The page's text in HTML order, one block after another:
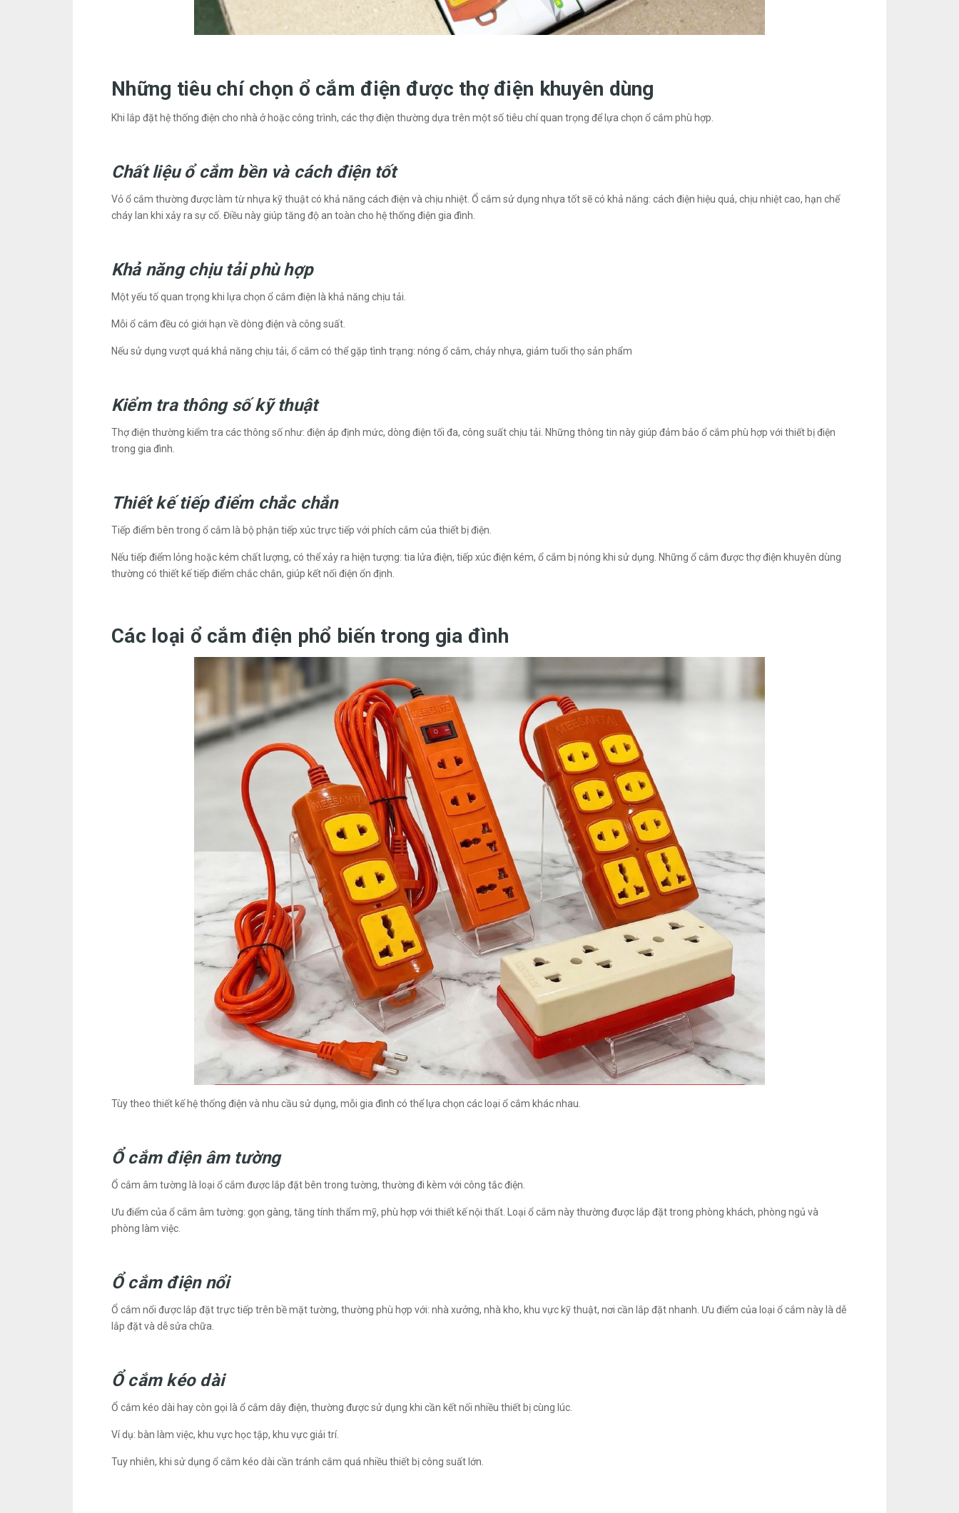
Những tiêu chí chọn ổ cắm điện được thợ điện khuyên dùng
Khi lắp đặt hệ thống điện cho nhà ở hoặc công trình, các thợ điện thường dựa trên một số tiêu chí quan trọng để lựa chọn ổ cắm phù hợp.
Chất liệu ổ cắm bền và cách điện tốt
Vỏ ổ cắm thường được làm từ nhựa kỹ thuật có khả năng cách điện và chịu nhiệt. Ổ cắm sử dụng nhựa tốt sẽ có khả năng: cách điện hiệu quả, chịu nhiệt cao, hạn chế
cháy lan khi xảy ra sự cố. Điều này giúp tăng độ an toàn cho hệ thống điện gia đình.
Khả năng chịu tải phù hợp
Một yếu tố quan trọng khi lựa chọn ổ cắm điện là khả năng chịu tải.
Mỗi ổ cắm đều có giới hạn về dòng điện và công suất.
Nếu sử dụng vượt quá khả năng chịu tải, ổ cắm có thể gặp tình trạng: nóng ổ cắm, chảy nhựa, giảm tuổi thọ sản phẩm
Kiểm tra thông số kỹ thuật
Thợ điện thường kiểm tra các thông số như: điện áp định mức, dòng điện tối đa, công suất chịu tải. Những thông tin này giúp đảm bảo ổ cắm phù hợp với thiết bị điện
trong gia đình.
Thiết kế tiếp điểm chắc chắn
Tiếp điểm bên trong ổ cắm là bộ phận tiếp xúc trực tiếp với phích cắm của thiết bị điện.
Nếu tiếp điểm lỏng hoặc kém chất lượng, có thể xảy ra hiện tượng: tia lửa điện, tiếp xúc điện kém, ổ cắm bị nóng khi sử dụng. Những ổ cắm được thợ điện khuyên dùng
thường có thiết kế tiếp điểm chắc chắn, giúp kết nối điện ổn định.
Các loại ổ cắm điện phổ biến trong gia đình
Tùy theo thiết kế hệ thống điện và nhu cầu sử dụng, mỗi gia đình có thể lựa chọn các loại ổ cắm khác nhau.
Ổ cắm điện âm tường
Ổ cắm âm tường là loại ổ cắm được lắp đặt bên trong tường, thường đi kèm với công tắc điện.
Ưu điểm của ổ cắm âm tường: gọn gàng, tăng tính thẩm mỹ, phù hợp với thiết kế nội thất. Loại ổ cắm này thường được lắp đặt trong phòng khách, phòng ngủ và
phòng làm việc.
Ổ cắm điện nổi
Ổ cắm nổi được lắp đặt trực tiếp trên bề mặt tường, thường phù hợp với: nhà xưởng, nhà kho, khu vực kỹ thuật, nơi cần lắp đặt nhanh. Ưu điểm của loại ổ cắm này là dễ
lắp đặt và dễ sửa chữa.
Ổ cắm kéo dài
Ổ cắm kéo dài hay còn gọi là ổ cắm dây điện, thường được sử dụng khi cần kết nối nhiều thiết bị cùng lúc.
Ví dụ: bàn làm việc, khu vực học tập, khu vực giải trí.
Tuy nhiên, khi sử dụng ổ cắm kéo dài cần tránh cắm quá nhiều thiết bị công suất lớn.